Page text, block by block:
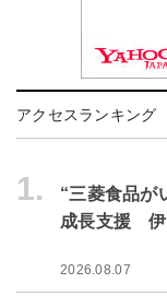
アクセスランキング
1.
“三菱食品
成長支援 伊
2026.08.07